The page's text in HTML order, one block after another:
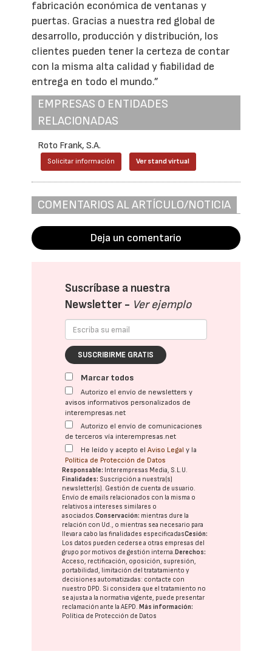
fabricación económica de ventanas y
puertas. Gracias a nuestra red global de
desarrollo, producción y distribución, los
clientes pueden tener la certeza de contar
con la misma alta calidad y fiabilidad de
entrega en todo el mundo.”
EMPRESAS O ENTIDADES
RELACIONADAS
Roto Frank, S.A.
Solicitar información Ver stand virtual
COMENTARIOS AL ARTÍCULO/NOTICIA
Deja un comentario
Suscríbase a nuestra
Newsletter - Ver ejemplo
SUSCRIBIRME GRATIS
Marcar todos
Autorizo el envío de newsletters y
avisos informativos personalizados de
interempresas.net
Autorizo el envío de comunicaciones
de terceros vía interempresas.net
He leído y acepto elAviso Legal y la
Política de Protección de Datos
Responsable: Interempresas Media, S.L.U.
Finalidades: Suscripción a nuestra(s)
newsletter(s). Gestión de cuenta de usuario.
Envío de emails relacionados con la misma o
relativos a intereses similares o
asociados.Conservación: mientras dure la
relación con Ud., o mientras sea necesario para
llevar a cabo las finalidades especificadasCesión:
Los datos pueden cederse a otras empresas del
grupo por motivos de gestión interna.Derechos:
Acceso, rectificación, oposición, supresión,
portabilidad, limitación del tratatamiento y
decisiones automatizadas: contacte con
nuestro DPD. Si considera que el tratamiento no
se ajusta a la normativa vigente, puede presentar
reclamación ante laAEPD.Más información:
Política de Protección de Datos